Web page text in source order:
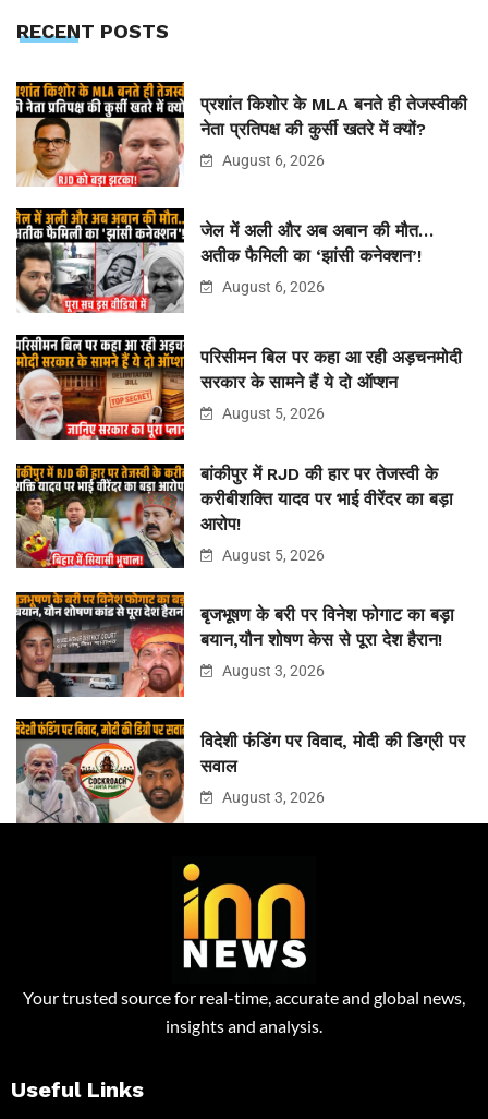
RECENT POSTS
प्रशांत किशोर के MLA बनते ही तेजस्वीकी
नेता प्रतिपक्ष की कुर्सी खतरे में क्यों?
August 6, 2026
जेल में अली और अब अबान की मौत…
अतीक फैमिली का ‘झांसी कनेक्शन’!
August 6, 2026
परिसीमन बिल पर कहा आ रही अड़चनमोदी
सरकार के सामने हैं ये दो ऑप्शन
August 5, 2026
बांकीपुर में RJD की हार पर तेजस्वी के
करीबीशक्ति यादव पर भाई वीरेंदर का बड़ा
आरोप!
August 5, 2026
बृजभूषण के बरी पर विनेश फोगाट का बड़ा
बयान,यौन शोषण केस से पूरा देश हैरान!
August 3, 2026
विदेशी फंडिंग पर विवाद, मोदी की डिग्री पर
सवाल
August 3, 2026
Your trusted source for real-time, accurate and global news,
insights and analysis.
Useful Links